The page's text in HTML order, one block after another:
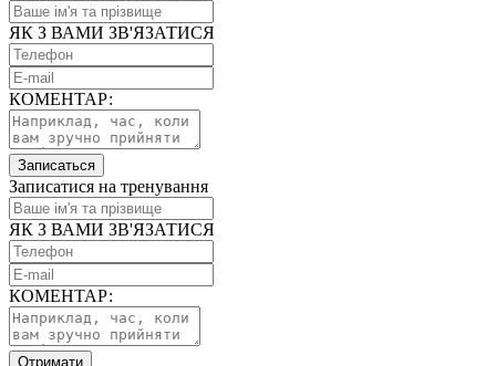
ЯК З ВАМИ ЗВ'ЯЗАТИСЯ
КОМЕНТАР:
Записаться
Записатися на тренування
ЯК З ВАМИ ЗВ'ЯЗАТИСЯ
КОМЕНТАР:
Отримати